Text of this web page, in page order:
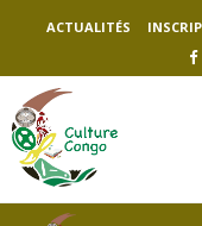
ACTUALITÉS